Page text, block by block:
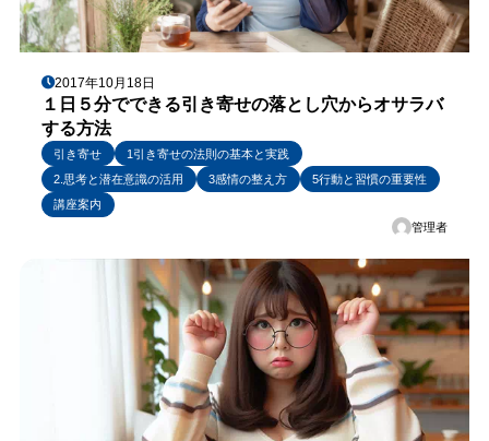
2017年10月18日
１日５分でできる引き寄せの落とし穴からオサラバ
する方法
引き寄せ
1引き寄せの法則の基本と実践
2.思考と潜在意識の活用
3感情の整え方
5行動と習慣の重要性
講座案内
管理者